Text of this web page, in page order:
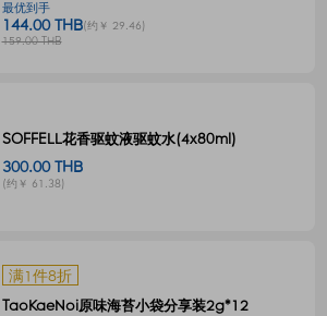
最优到手
144.00 THB(约￥ 29.46)
159.00 THB
SOFFELL花香驱蚊液驱蚊水(4x80ml)
300.00 THB
(约￥ 61.38)
满1件8折
TaoKaeNoi原味海苔小袋分享装2g*12